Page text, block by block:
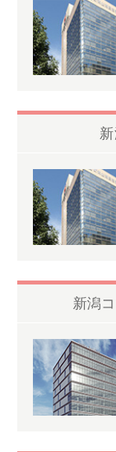
新潟